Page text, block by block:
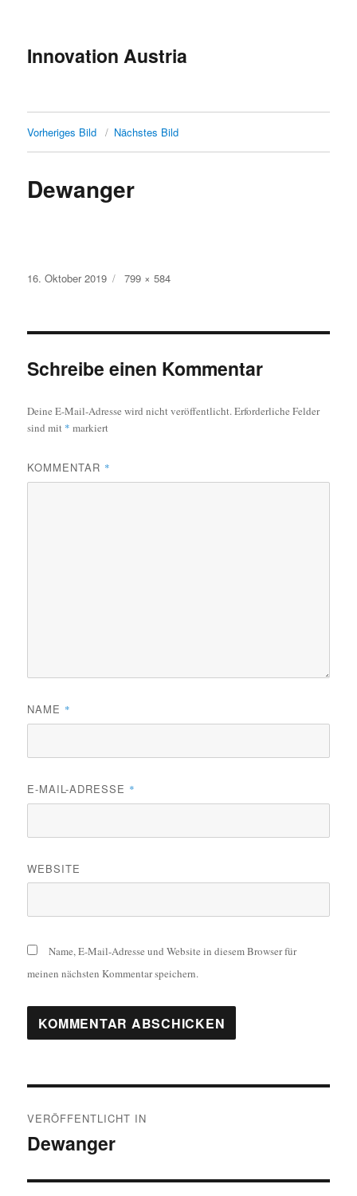
Innovation Austria
Vorheriges Bild Nächstes Bild
Dewanger
Veröffentlicht
16. Oktober 2019 Originalgröße
799 × 584
Schreibe einen Kommentar
Deine E-Mail-Adresse wird nicht veröffentlicht.Erforderliche Felder
sind mit * markiert
KOMMENTAR *
NAME *
E-MAIL-ADRESSE *
WEBSITE
Name, E-Mail-Adresse und Website in diesem Browser für
meinen nächsten Kommentar speichern.
VERÖFFENTLICHT IN
Dewanger